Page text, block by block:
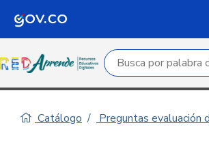
Campo de búsqueda
Catálogo Preguntas evaluación